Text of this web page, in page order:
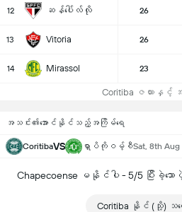
12 ဆန်ပေါ်လ်လို 26
13 Vitoria 26
14 Mirassol 23
Coritiba ဇယားနှင့် အ
အသင်း၏အောင်နိုင်သည့်အကြိမ်ရေ
CoritibaVS ရှာပိကိုဝမ့်စီSat, 8th Aug
Chapecoense မနိုင်ပါ - 5/5 ပြီးခဲ့သ
Coritiba နိုင် (သို့) သ